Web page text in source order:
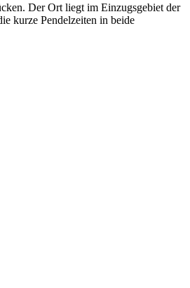
Der Ort liegt im Einzugsgebiet der
kurze Pendelzeiten in beide